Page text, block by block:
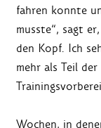
fahren konnte
musste“, sagt
den Kopf. Ich
mehr als Teil
Wochen, in